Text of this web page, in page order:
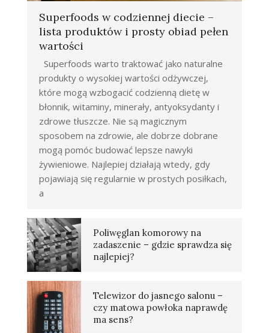
Superfoods w codziennej diecie –
lista produktów i prosty obiad pełen
wartości
Superfoods warto traktować jako naturalne
produkty o wysokiej wartości odżywczej,
które mogą wzbogacić codzienną dietę w
błonnik, witaminy, minerały, antyoksydanty i
zdrowe tłuszcze. Nie są magicznym
sposobem na zdrowie, ale dobrze dobrane
mogą pomóc budować lepsze nawyki
żywieniowe. Najlepiej działają wtedy, gdy
pojawiają się regularnie w prostych posiłkach,
a
Poliwęglan komorowy na
zadaszenie – gdzie sprawdza się
najlepiej?
Telewizor do jasnego salonu –
czy matowa powłoka naprawdę
ma sens?